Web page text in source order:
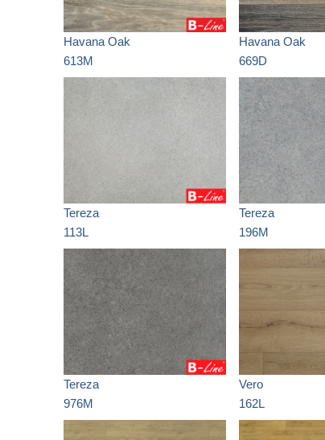
Havana Oak
613M
Havana Oak
669D
Tereza
113L
Tereza
196M
Tereza
976M
Vero
162L